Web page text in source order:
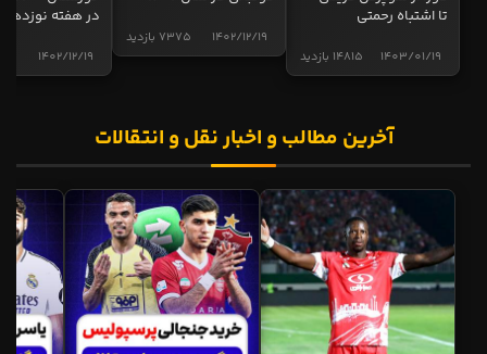
تا اشتباه رحمتی
14815 بازدید 1403/01/19
7375 بازدید 1402/12/19
در هفته نوزدهم
1402/12/19
آخرین مطالب و اخبار نقل و انتقالات